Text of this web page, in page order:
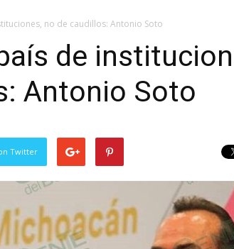
no de caudillos: Antonio Soto
de
Antonio Soto
Twitter